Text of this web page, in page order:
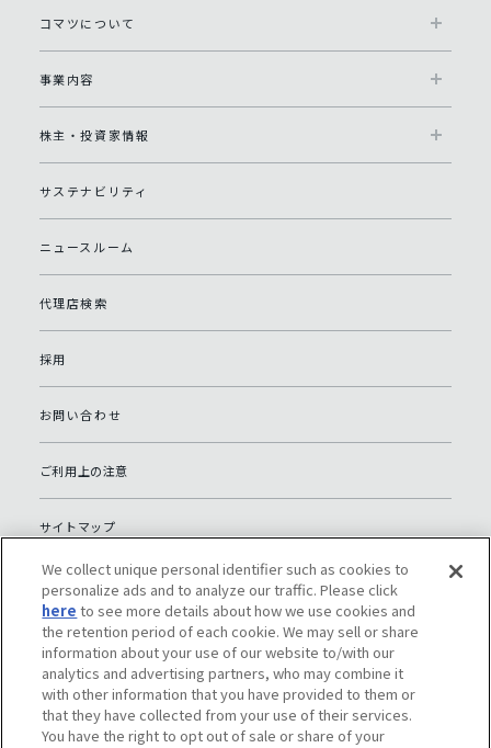
コマツについて
事業内容
株主・投資家情報
サステナビリティ
ニュースルーム
代理店検索
採用
お問い合わせ
ご利用上の注意
サイトマップ
グローバルプライバシーポリシー
個人情報保護への取り組み（日本）
ソーシャルメディアポリシー
We collect unique personal identifier such as cookies to
personalize ads and to analyze our traffic. Please click
here to see more details about how we use cookies and
the retention period of each cookie. We may sell or share
information about your use of our website to/with our
analytics and advertising partners, who may combine it
with other information that you have provided to them or
that they have collected from your use of their services.
You have the right to opt out of sale or share of your